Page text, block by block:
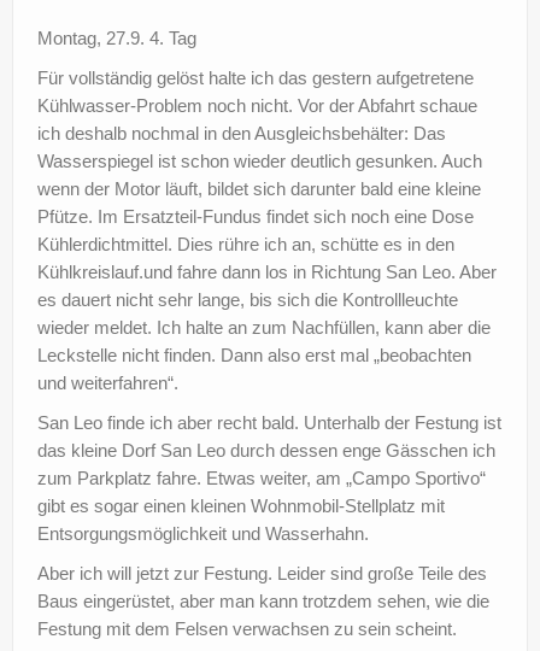
Montag, 27.9. 4. Tag
Für vollständig gelöst halte ich das gestern aufgetretene
Kühlwasser-Problem noch nicht. Vor der Abfahrt schaue
ich deshalb nochmal in den Ausgleichsbehälter: Das
Wasserspiegel ist schon wieder deutlich gesunken. Auch
wenn der Motor läuft, bildet sich darunter bald eine kleine
Pfütze. Im Ersatzteil-Fundus findet sich noch eine Dose
Kühlerdichtmittel. Dies rühre ich an, schütte es in den
Kühlkreislauf.und fahre dann los in Richtung San Leo. Aber
es dauert nicht sehr lange, bis sich die Kontrollleuchte
wieder meldet. Ich halte an zum Nachfüllen, kann aber die
Leckstelle nicht finden. Dann also erst mal „beobachten
und weiterfahren“.
San Leo finde ich aber recht bald. Unterhalb der Festung ist
das kleine Dorf San Leo durch dessen enge Gässchen ich
zum Parkplatz fahre. Etwas weiter, am „Campo Sportivo“
gibt es sogar einen kleinen Wohnmobil-Stellplatz mit
Entsorgungsmöglichkeit und Wasserhahn.
Aber ich will jetzt zur Festung. Leider sind große Teile des
Baus eingerüstet, aber man kann trotzdem sehen, wie die
Festung mit dem Felsen verwachsen zu sein scheint.